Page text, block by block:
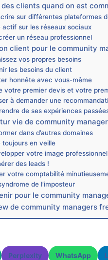
clients quand on est
sur différentes plateformes
actif sur les réseaux sociaux
un réseau professionnel
client pour le community
vos propres besoins
les besoins du client
honnête avec vous-même
votre premier devis et votre
à demander une
de ses expériences
vie de community
dans d’autres domaines
toujours en veille
votre image
des leads !
votre comptabilité
de l’imposteur
pour le community
de community managers
Perplexity WhatsApp